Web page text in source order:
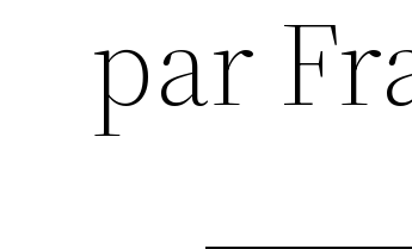
par